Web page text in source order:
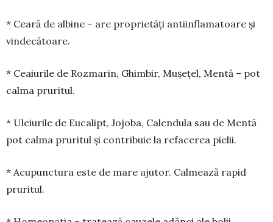
* Ceară de albine – are proprietăți anti­infla­matoare și
vindecătoare.
* Ceaiurile de Rozmarin, Ghimbir, Mușețel, Mentă – pot
calma pruritul.
* Uleiurile de Eucalipt, Jojoba, Calendula sau de Mentă
pot calma pruritul și contribuie la refa­cerea pielii.
* Acupunctura este de mare ajutor. Calmează rapid
pruritul.